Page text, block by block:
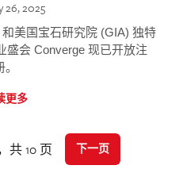
26, 2025
美国宝石研究院 (GIA) 独特
盛会 Converge 现已开放注
。
更多
共 10 页 下一页